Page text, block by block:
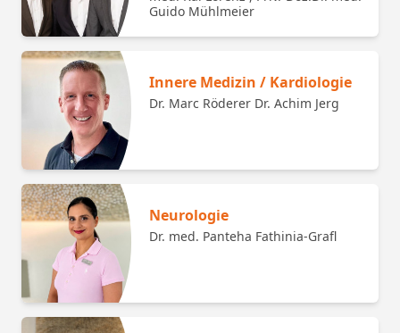
Guido Mühlmeier
Innere Medizin / Kardiologie
Dr. Marc Röderer Dr. Achim Jerg
Neurologie
Dr. med. Panteha Fathinia-Grafl